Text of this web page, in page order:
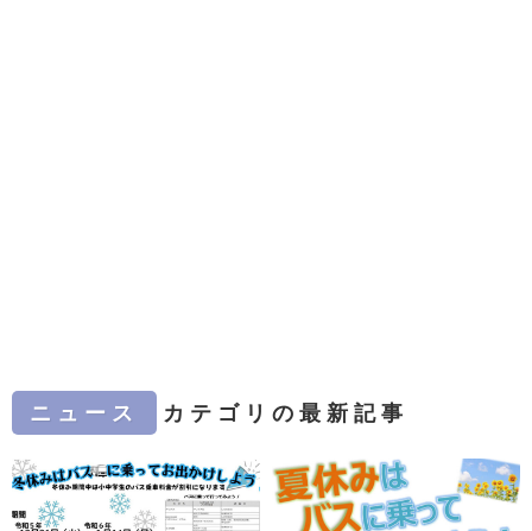
ニュース カテゴリの最新記事